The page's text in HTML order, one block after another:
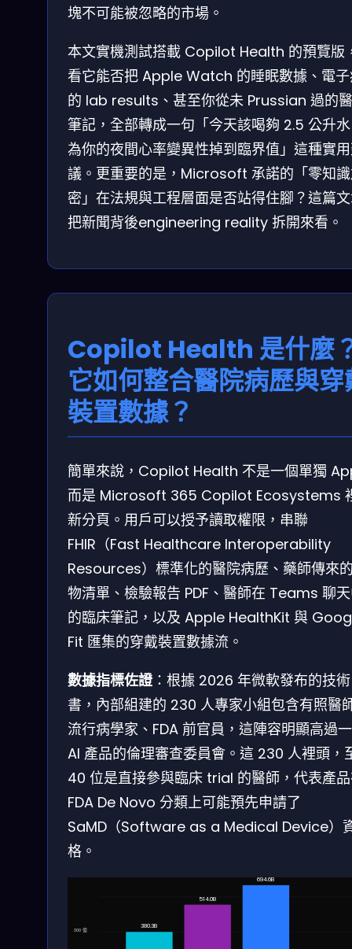
塊不可能被忽略的市場。
本文實機測試搭載 Copilot Health 的預覽版
看它能否把 Apple Watch 的睡眠數據、電
的 lab results、甚至你從未 Prussian 過的
筆記，全部轉成一句「今天該喝夠 2.5 公升
為你的夜間心率變異性掉到臨界值」這種實
議。更重要的是，Microsoft 承諾的「零知
密」在法規與工程層面是否站得住腳？這篇
把新聞背後engineering reality 拆開來看。
Copilot Health 是什麼
它如何整合醫院病歷與穿
裝置數據？
簡單來說，Copilot Health 不是一個單獨
而是 Microsoft 365 Copilot Ecosystems
新分頁。用戶可以授予讀取權限，串聯
FHIR（Fast Healthcare Interoperability
Resources）標準化的醫院病歷、藥師傳來
物清單、檢驗報告 PDF、醫師在 Teams 聊
的臨床筆記，以及 Apple HealthKit 與
Fit 匯集的穿戴裝置數據流。
數據指標佐證：根據 2026 年微軟發布的技
書，內部組建的 230 人專家小組包含有照醫
流行病學家、FDA 前官員，這陣容明顯高過
AI 產品的倫理審查委員會。這 230 人裡頭，
40 位是直接參與臨床 trial 的醫師，代表產
FDA De Novo 分類上可能預先申請了
SaMD（Software as a Medical Device）
格。
300 億
380.3B
514.0B
694.6B